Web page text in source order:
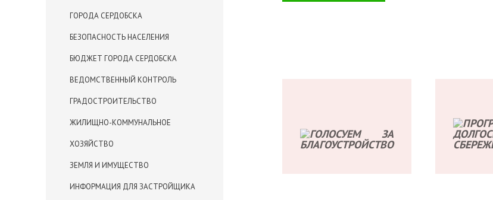
ГОРОДА СЕРДОБСКА
БЕЗОПАСНОСТЬ НАСЕЛЕНИЯ
БЮДЖЕТ ГОРОДА СЕРДОБСКА
ВЕДОМСТВЕННЫЙ КОНТРОЛЬ
ГРАДОСТРОИТЕЛЬСТВО
ЖИЛИЩНО-КОММУНАЛЬНОЕ
ХОЗЯЙСТВО
ЗЕМЛЯ И ИМУЩЕСТВО
ИНФОРМАЦИЯ ДЛЯ ЗАСТРОЙЩИКА